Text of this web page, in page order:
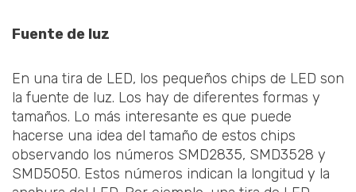
Fuente de luz
En una tira de LED, los pequeños chips de LED son
la fuente de luz. Los hay de diferentes formas y
tamaños. Lo más interesante es que puede
hacerse una idea del tamaño de estos chips
observando los números SMD2835, SMD3528 y
SMD5050. Estos números indican la longitud y la